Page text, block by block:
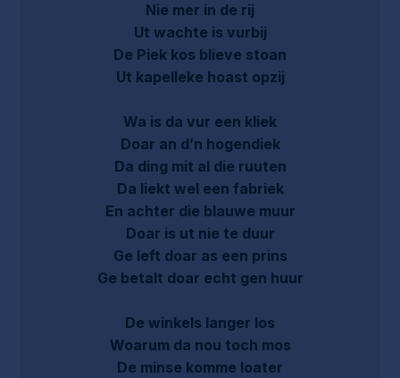
Nie mer in de rij
Ut wachte is vurbij
De Piek kos blieve stoan
Ut kapelleke hoast opzij
Wa is da vur een kliek
Doar an d’n hogendiek
Da ding mit al die ruuten
Da liekt wel een fabriek
En achter die blauwe muur
Doar is ut nie te duur
Ge left doar as een prins
Ge betalt doar echt gen huur
De winkels langer los
Woarum da nou toch mos
De minse komme loater